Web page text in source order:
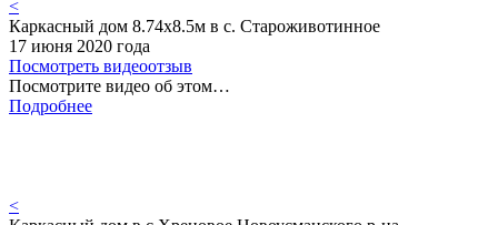
<
Каркасный дом 8.74х8.5м в с. Староживотинное
17 июня 2020 года
Посмотреть видеоотзыв
Посмотрите видео об этом…
Подробнее
<